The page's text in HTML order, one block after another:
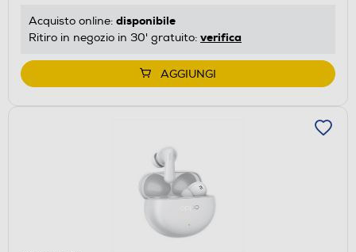
Acquisto online: disponibile
Ritiro in negozio in 30' gratuito: verifica
AGGIUNGI